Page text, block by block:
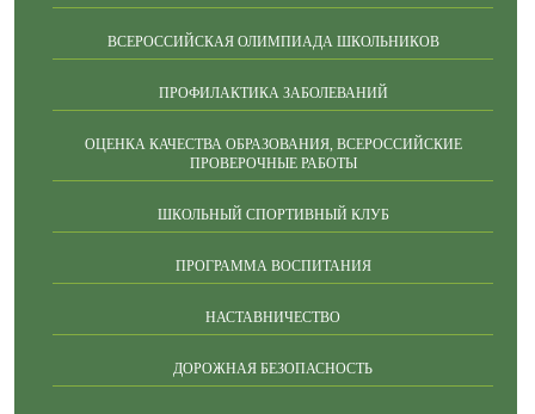
ВСЕРОССИЙСКАЯ ОЛИМПИАДА ШКОЛЬНИКОВ
ПРОФИЛАКТИКА ЗАБОЛЕВАНИЙ
ОЦЕНКА КАЧЕСТВА ОБРАЗОВАНИЯ, ВСЕРОССИЙСКИЕ
ПРОВЕРОЧНЫЕ РАБОТЫ
ШКОЛЬНЫЙ СПОРТИВНЫЙ КЛУБ
ПРОГРАММА ВОСПИТАНИЯ
НАСТАВНИЧЕСТВО
ДОРОЖНАЯ БЕЗОПАСНОСТЬ